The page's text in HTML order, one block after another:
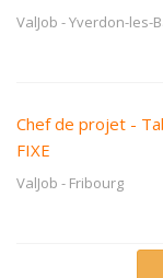
ValJob -Yverdon-les-
Chef de projet -
FIXE
ValJob - Fribourg